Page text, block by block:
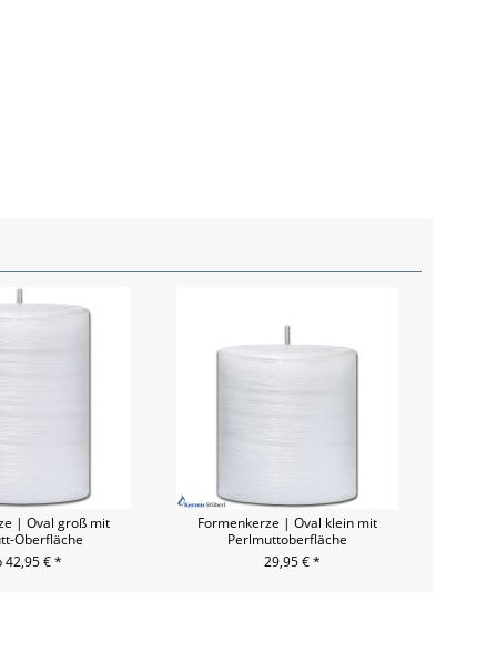
| Oval groß mit
Oberfläche
42,95 € *
Formenkerze | Oval klein mit
Perlmuttoberfläche
29,95 € *